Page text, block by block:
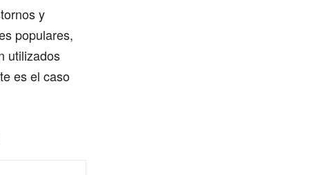
y
populares,
utilizados
es el caso